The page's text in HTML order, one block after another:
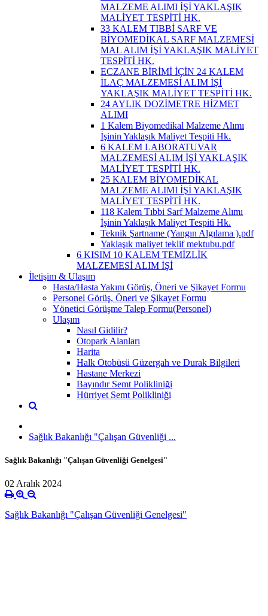
MALZEME ALIMI İŞİ YAKLAŞIK
MALİYET TESPİTİ HK.
33 KALEM TIBBİ SARF VE
BİYOMEDİKAL SARF MALZEMESİ
MAL ALIM İŞİ YAKLAŞIK MALİYET
TESPİTİ HK.
ECZANE BİRİMİ İÇİN 24 KALEM
İLAÇ MALZEMESİ ALIM İŞİ
YAKLAŞIK MALİYET TESPİTİ HK.
24 AYLIK DOZİMETRE HİZMET
ALIMI
1 Kalem Biyomedikal Malzeme Alımı
İşinin Yaklaşık Maliyet Tespiti Hk.
6 KALEM LABORATUVAR
MALZEMESİ ALIM İŞİ YAKLAŞIK
MALİYET TESPİTİ HK.
25 KALEM BİYOMEDİKAL
MALZEME ALIMI İŞİ YAKLAŞIK
MALİYET TESPİTİ HK.
118 Kalem Tıbbi Sarf Malzeme Alımı
İşinin Yaklaşık Maliyet Tespiti Hk.
Teknik Şartname (Yangın Algılama ).pdf
Yaklaşık maliyet teklif mektubu.pdf
6 KISIM 10 KALEM TEMİZLİK
MALZEMESİ ALIM İŞİ
İletişim & Ulaşım
Hasta/Hasta Yakını Görüş, Öneri ve Şikayet Formu
Personel Görüş, Öneri ve Şikayet Formu
Yönetici Görüşme Talep Formu(Personel)
Ulaşım
Nasıl Gidilir?
Otopark Alanları
Harita
Halk Otobüsü Güzergah ve Durak Bilgileri
Hastane Merkezi
Bayındır Semt Polikliniği
Hürriyet Semt Polikliniği
Sağlık Bakanlığı "Çalışan Güvenliği ...
Sağlık Bakanlığı "Çalışan Güvenliği Genelgesi"
02 Aralık 2024
Sağlık Bakanlığı "Çalışan Güvenliği Genelgesi"